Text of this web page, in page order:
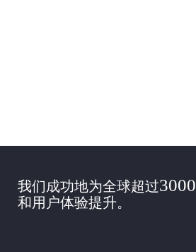
我们成功地为全球超过3000
和用户体验提升。